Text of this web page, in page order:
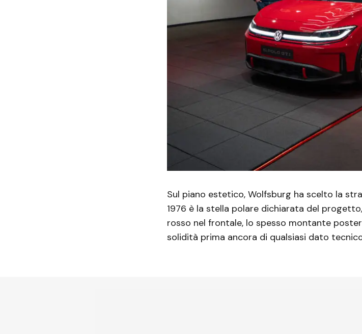
Sul piano estetico, Wolfsburg ha scelto la
1976 è la stella polare dichiarata del
rosso nel frontale, lo spesso montante
solidità prima ancora di qualsiasi dato